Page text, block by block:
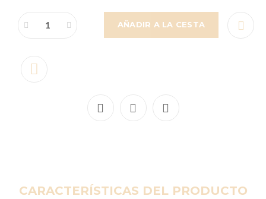
AÑADIR A LA CESTA
CARACTERÍSTICAS DEL PRODUCTO